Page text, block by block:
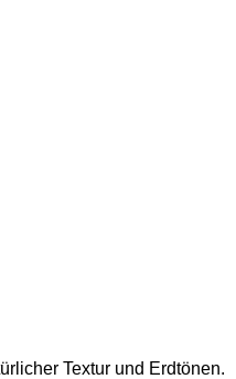
Textur und Erdtönen.